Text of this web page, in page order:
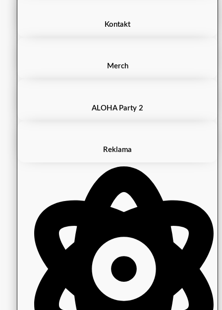
Kontakt
Merch
ALOHA Party 2
Reklama